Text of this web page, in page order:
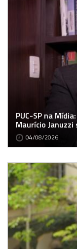
PUC-SP na
Maurício
04/08/2026